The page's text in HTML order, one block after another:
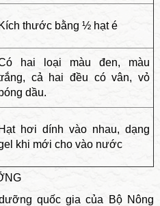
Kích thước bằng ½ hạt é
hai loại màu đen, màu
cả hai đều có vân, vỏ
bóng dầu.
Hạt hơi dính vào nhau, dạng
khi mới cho vào nước
quốc gia của Bộ Nông